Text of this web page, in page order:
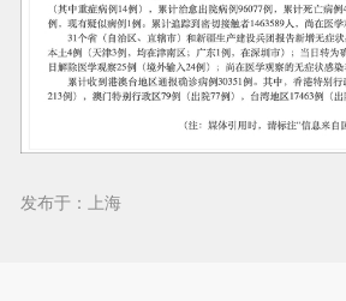
发布于：上海